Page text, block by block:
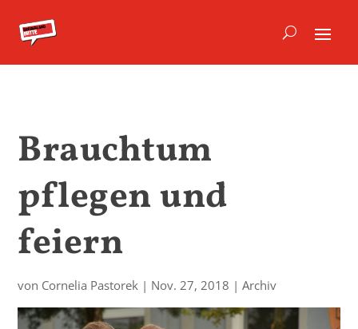
Brauchtum
pflegen und
feiern
von Cornelia Pastorek | Nov. 27, 2018 |Archiv